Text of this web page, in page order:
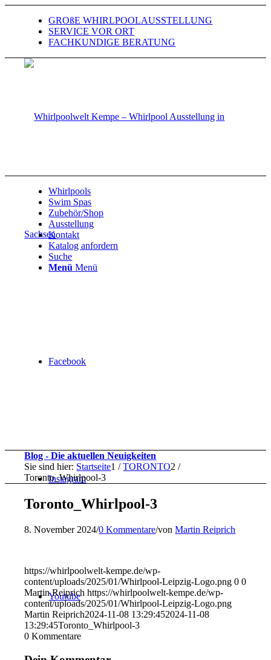
GROßE WHIRLPOOLAUSSTELLUNG
SERVICE VOR ORT
FACHKUNDIGE BERATUNG
Facebook
Instagram
Youtube
Whirlpools
Swim Spas
Zubehör/Shop
Ausstellung
Kontakt
Katalog anfordern
Suche
Menü Menü
Blog - Die aktuellen Neuigkeiten
Sie sind hier: Startseite1 / TORONTO2 /
Toronto_Whirlpool-3
Toronto_Whirlpool-3
8. November 2024/0 Kommentare/vonMartin Reiprich
https://whirlpoolwelt-kempe.de/wp-
content/uploads/2025/01/Whirlpool-Leipzig-Logo.png 0 0
Martin Reiprich https://whirlpoolwelt-kempe.de/wp-
content/uploads/2025/01/Whirlpool-Leipzig-Logo.png
Martin Reiprich2024-11-08 13:29:452024-11-08
13:29:45Toronto_Whirlpool-3
0 Kommentare